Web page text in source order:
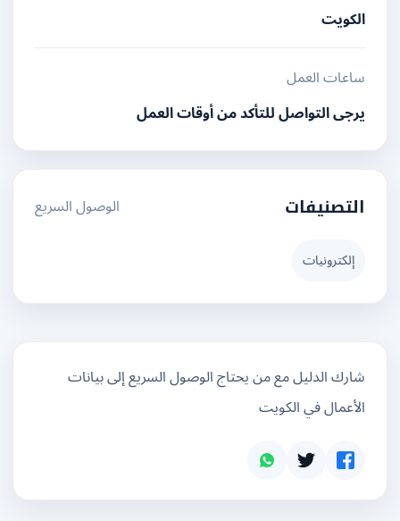
الكويت
ساعات العمل
يرجى التواصل للتأكد من أوقات العمل
التصنيفات الوصول السريع
إلكترونيات
شارك الدليل مع من يحتاج الوصول السريع إلى بيانات
الأعمال في الكويت